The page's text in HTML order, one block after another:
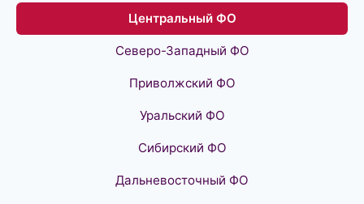
Центральный ФО
Северо-Западный ФО
Приволжский ФО
Уральский ФО
Сибирский ФО
Дальневосточный ФО